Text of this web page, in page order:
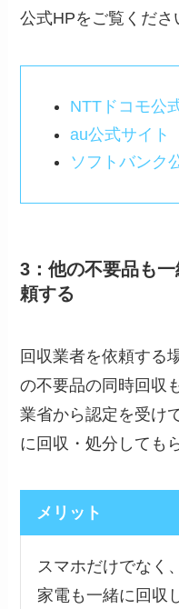
公式HPをご覧くださ
NTTドコモ公
au公式サイト
ソフトバンク
3：他の不要品も
頼する
回収業者を依頼する
の不要品の同時回収
業省から認定を受け
に回収・処分しても
メリット
スマホだけでなく
家電も一緒に回収